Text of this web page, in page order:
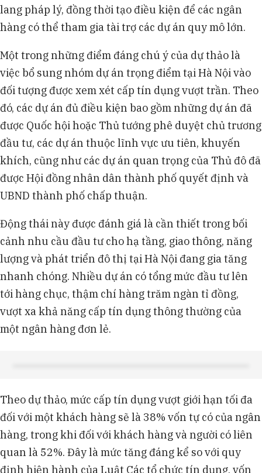
lang pháp lý, đồng thời tạo điều kiện để các ngân
hàng có thể tham gia tài trợ các dự án quy mô lớn.
Một trong những điểm đáng chú ý của dự thảo là
việc bổ sung nhóm dự án trọng điểm tại Hà Nội vào
đối tượng được xem xét cấp tín dụng vượt trần. Theo
đó, các dự án đủ điều kiện bao gồm những dự án đã
được Quốc hội hoặc Thủ tướng phê duyệt chủ trương
đầu tư, các dự án thuộc lĩnh vực ưu tiên, khuyến
khích, cũng như các dự án quan trọng của Thủ đô đã
được Hội đồng nhân dân thành phố quyết định và
UBND thành phố chấp thuận.
Động thái này được đánh giá là cần thiết trong bối
cảnh nhu cầu đầu tư cho hạ tầng, giao thông, năng
lượng và phát triển đô thị tại Hà Nội đang gia tăng
nhanh chóng. Nhiều dự án có tổng mức đầu tư lên
tới hàng chục, thậm chí hàng trăm ngàn tỉ đồng,
vượt xa khả năng cấp tín dụng thông thường của
một ngân hàng đơn lẻ.
Theo dự thảo, mức cấp tín dụng vượt giới hạn tối đa
đối với một khách hàng sẽ là 38% vốn tự có của ngân
hàng, trong khi đối với khách hàng và người có liên
quan là 52%. Đây là mức tăng đáng kể so với quy
định hiện hành của Luật Các tổ chức tín dụng, vốn